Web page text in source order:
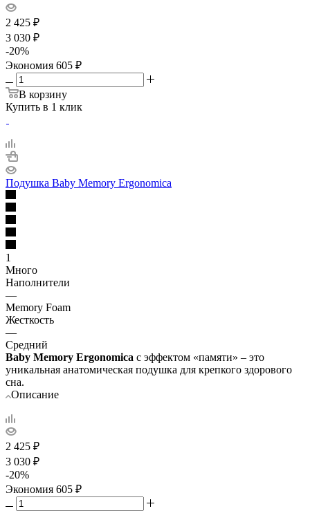
2 425 ₽
3 030 ₽
-20%
Экономия 605 ₽
В корзину
Купить в 1 клик
Подушка Baby Memory Ergonomica
1
Много
Наполнители
—
Memory Foam
Жесткость
—
Средний
Baby Memory Ergonomica с эффектом «памяти» – это
уникальная анатомическая подушка для крепкого здорового
сна.
Описание
2 425 ₽
3 030 ₽
-20%
Экономия 605 ₽